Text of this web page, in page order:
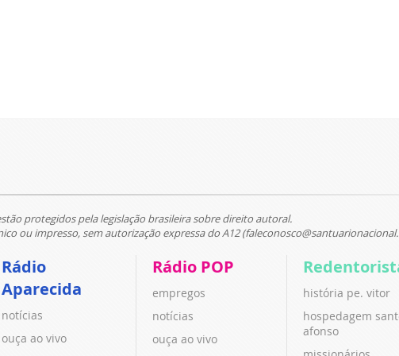
protegidos pela legislação brasileira sobre direito autoral.
ou impresso, sem autorização expressa do A12
Rádio
Aparecida
notícias
ouça ao vivo
Rádio POP
empregos
notícias
ouça ao vivo
história pe. vitor
hospedagem
afonso